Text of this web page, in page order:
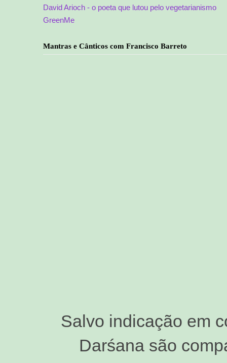
David Arioch - o poeta que lutou pelo vegetarianismo
GreenMe
Mantras e Cânticos com Francisco Barreto
Salvo indicação em
Darśana são